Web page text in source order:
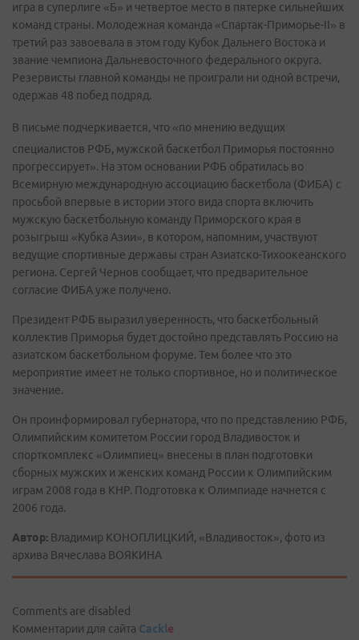
игра в суперлиге «Б» и четвертое место в пятерке сильнейших
команд страны. Молодежная команда «Спартак-Приморье-II» в
третий раз завоевала в этом году Кубок Дальнего Востока и
звание чемпиона Дальневосточного федерального округа.
Резервисты главной команды не проиграли ни одной встречи,
одержав 48 побед подряд.
В письме подчеркивается, что «по мнению ведущих
специалистов РФБ, мужской баскетбол Приморья постоянно
прогрессирует». На этом основании РФБ обратилась во
Всемирную международную ассоциацию баскетбола (ФИБА) с
просьбой впервые в истории этого вида спорта включить
мужскую баскетбольную команду Приморского края в
розыгрыш «Кубка Азии», в котором, напомним, участвуют
ведущие спортивные державы стран Азиатско-Тихоокеанского
региона. Сергей Чернов сообщает, что предварительное
согласие ФИБА уже получено.
Президент РФБ выразил уверенность, что баскетбольный
коллектив Приморья будет достойно представлять Россию на
азиатском баскетбольном форуме. Тем более что это
мероприятие имеет не только спортивное, но и политическое
значение.
Он проинформировал губернатора, что по представлению РФБ,
Олимпийским комитетом России город Владивосток и
спорткомплекс «Олимпиец» внесены в план подготовки
сборных мужских и женских команд России к Олимпийским
играм 2008 года в КНР. Подготовка к Олимпиаде начнется с
2006 года.
Автор: Владимир КОНОПЛИЦКИЙ, «Владивосток», фото из
архива Вячеслава ВОЯКИНА
Comments are disabled
Комментарии для сайта Cackle